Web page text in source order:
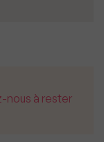
nous à rester